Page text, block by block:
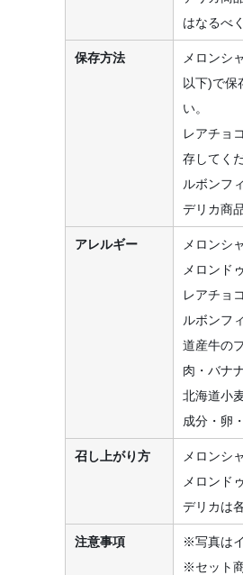
はなるべ
保存方法
メロンシ
以下)で保
い。
レアチョ
存してく
ルボンフ
デリカ商
アレルギー
メロンシ
メロンド
レアチョ
ルボンフ
道産牛の
肉・バナ
北海道小
成分・卵
召し上がり方
メロンシ
メロンド
デリカは
注意事項
※写真は
※セット